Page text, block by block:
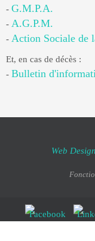
- G.M.P.A.
- A.G.P.M.
- Action Sociale de
Et, en cas de décès :
- Bulletin
Web